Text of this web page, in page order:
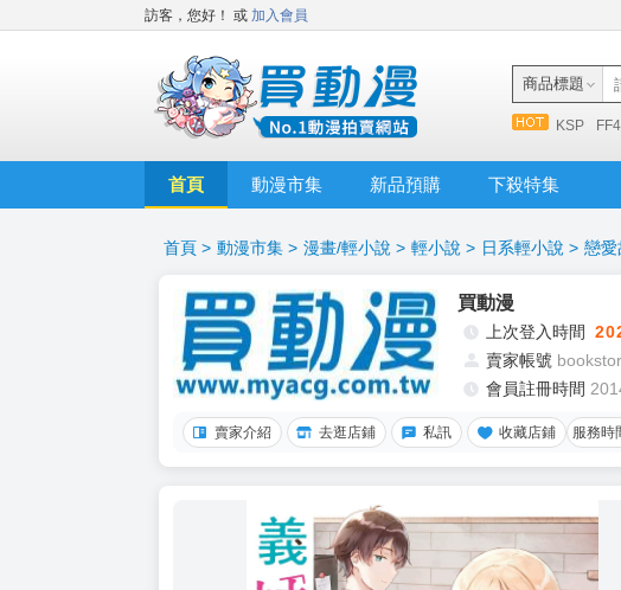
訪客，您好！ 或 加入會員
商品標題
KSP
首頁 動漫市集 新品預購 下殺特集
首頁 > 動漫市集 > 漫畫/輕小說 > 輕小說 > 日系輕小說 > 戀愛
買動漫
上次登入時間
賣家帳號
會員註冊時間
賣家介紹 去逛店鋪 私訊 收藏店鋪 服務時